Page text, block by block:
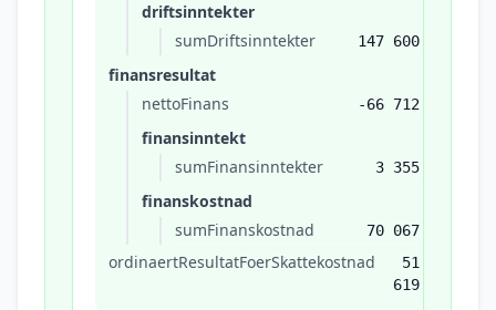
driftsinntekter
sumDriftsinntekter
147 600
finansresultat
nettoFinans
-66 712
finansinntekt
sumFinansinntekter
3 355
finanskostnad
sumFinanskostnad
70 067
ordinaertResultatFoerSkattekostnad
51
619